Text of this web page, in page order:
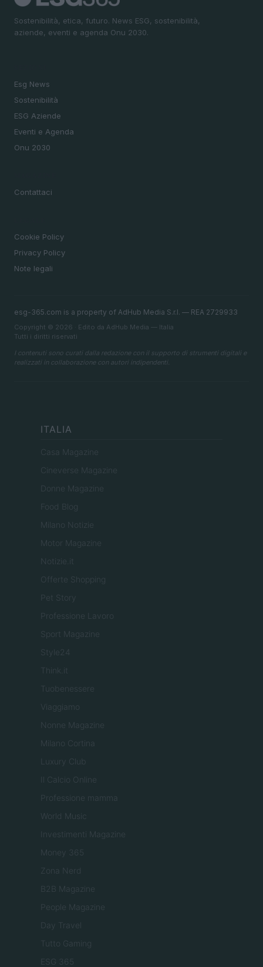
Sostenibilità, etica, futuro. News ESG, sostenibilità,
aziende, eventi e agenda Onu 2030.
Esg News
Sostenibilità
ESG Aziende
Eventi e Agenda
Onu 2030
Contattaci
Cookie Policy
Privacy Policy
Note legali
esg-365.com is a property of AdHub Media S.r.l. — REA 2729933
Copyright © 2026 · Edito da AdHub Media — Italia
Tutti i diritti riservati
I contenuti sono curati dalla redazione con il supporto di strumenti digitali e
realizzati in collaborazione con autori indipendenti.
ITALIA
Casa Magazine
Cineverse Magazine
Donne Magazine
Food Blog
Milano Notizie
Motor Magazine
Notizie.it
Offerte Shopping
Pet Story
Professione Lavoro
Sport Magazine
Style24
Think.it
Tuobenessere
Viaggiamo
Nonne Magazine
Milano Cortina
Luxury Club
Il Calcio Online
Professione mamma
World Music
Investimenti Magazine
Money 365
Zona Nerd
B2B Magazine
People Magazine
Day Travel
Tutto Gaming
ESG 365